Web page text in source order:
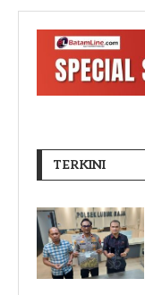
TERKINI